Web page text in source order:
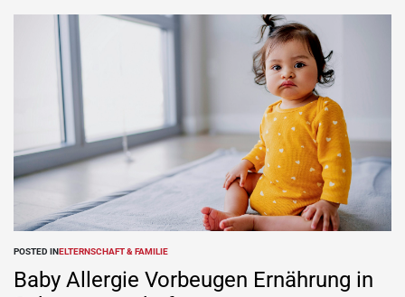
POSTED INELTERNSCHAFT & FAMILIE
Baby Allergie Vorbeugen Ernährung in